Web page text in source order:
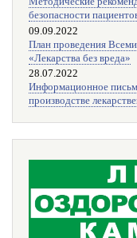
безопасности
09.09.2022
План проведения
«Лекарства без вреда»
28.07.2022
Информационное
производстве